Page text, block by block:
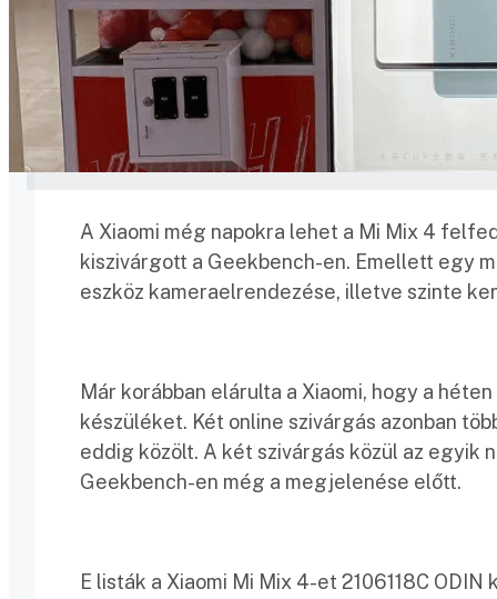
A Xiaomi még napokra lehet a Mi Mix 4
kiszivárgott a Geekbench-en. Emellett egy
eszköz kameraelrendezése, illetve szinte
Már korábban elárulta a Xiaomi, hogy a
készüléket. Két online szivárgás azonban
eddig közölt. A két szivárgás közül az egyik
Geekbench-en még a megjelenése előtt.
E listák a Xiaomi Mi Mix 4-et 2106118C